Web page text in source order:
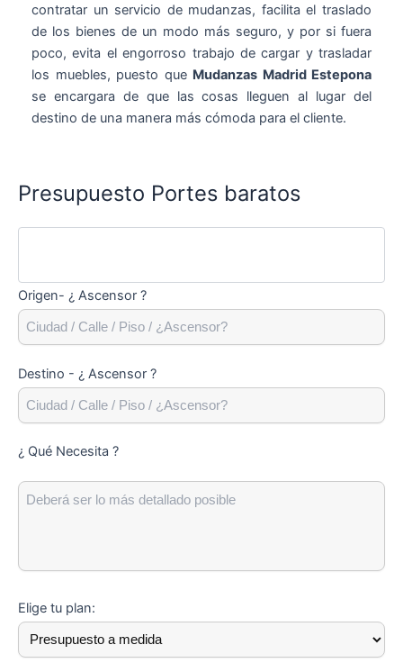
contratar un servicio de mudanzas, facilita el traslado
de los bienes de un modo más seguro, y por si fuera
poco, evita el engorroso trabajo de cargar y trasladar
los muebles, puesto que Mudanzas Madrid Estepona
se encargara de que las cosas lleguen al lugar del
destino de una manera más cómoda para el cliente.
Presupuesto Portes baratos
Origen- ¿ Ascensor ?
Destino - ¿ Ascensor ?
¿ Qué Necesita ?
Elige tu plan: